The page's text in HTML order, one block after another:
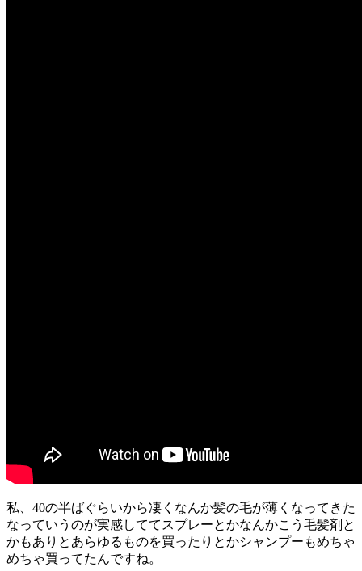
私、40の半ばぐらいから凄くなんか髪の毛が薄くなってきた
なっていうのが実感しててスプレーとかなんかこう毛髪剤と
かもありとあらゆるものを買ったりとかシャンプーもめちゃ
めちゃ買ってたんですね。